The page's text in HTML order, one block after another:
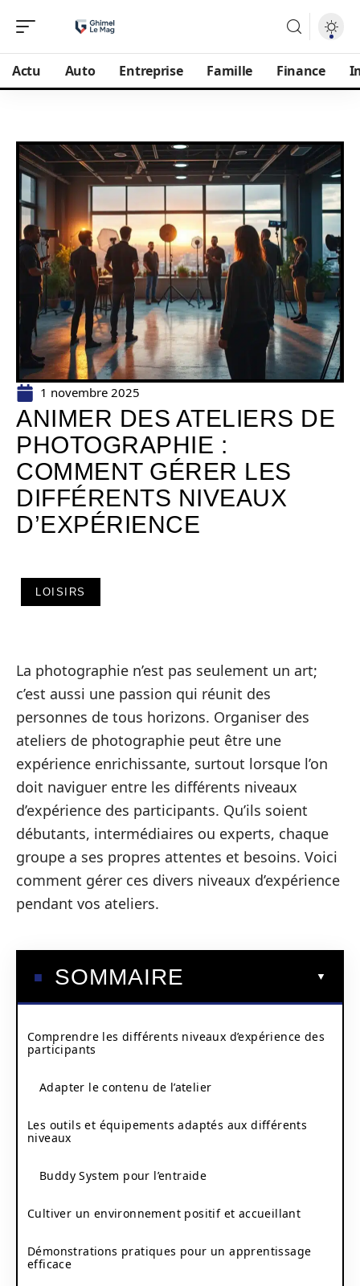
Actu Auto Entreprise Famille Finance
1 novembre 2025
ANIMER DES ATELIERS DE
PHOTOGRAPHIE :
COMMENT GÉRER LES
DIFFÉRENTS NIVEAUX
D’EXPÉRIENCE
LOISIRS
La photographie n’est pas seulement un art;
c’est aussi une passion qui réunit des
personnes de tous horizons. Organiser des
ateliers de photographie peut être une
expérience enrichissante, surtout lorsque l’on
doit naviguer entre les différents niveaux
d’expérience des participants. Qu’ils soient
débutants, intermédiaires ou experts, chaque
groupe a ses propres attentes et besoins. Voici
comment gérer ces divers niveaux d’expérience
pendant vos ateliers.
SOMMAIRE
Comprendre les différents niveaux d’expérience des
participants
Adapter le contenu de l’atelier
Les outils et équipements adaptés aux différents
niveaux
Buddy System pour l’entraide
Cultiver un environnement positif et accueillant
Démonstrations pratiques pour un apprentissage
efficace